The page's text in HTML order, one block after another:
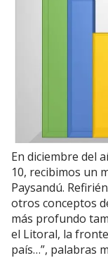
En diciembre del
10, recibimos un
Paysandú.
otros conceptos
más profundo
el Litoral, la
país…”, palabras